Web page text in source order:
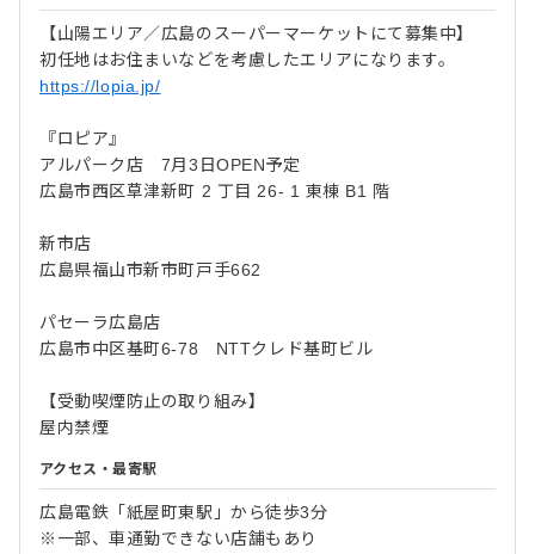
【山陽エリア／広島のスーパーマーケットにて募集中】
初任地はお住まいなどを考慮したエリアになります。
https://lopia.jp/
『ロピア』
アルパーク店 7月3日OPEN予定
広島市西区草津新町 2 丁目 26- 1 東棟 B1 階
新市店
広島県福山市新市町戸手662
パセーラ広島店
広島市中区基町6-78 NTTクレド基町ビル
【受動喫煙防止の取り組み】
屋内禁煙
アクセス・最寄駅
広島電鉄「紙屋町東駅」から徒歩3分
※一部、車通勤できない店舗もあり